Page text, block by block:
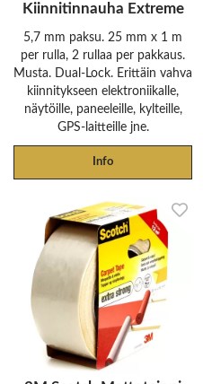
Kiinnitinnauha Extreme
5,7 mm paksu. 25 mm x 1 m
per rulla, 2 rullaa per pakkaus.
Musta. Dual-Lock. Erittäin vahva
kiinnitykseen elektroniikalle,
näytöille, paneeleille, kylteille,
GPS-laitteille jne.
Info